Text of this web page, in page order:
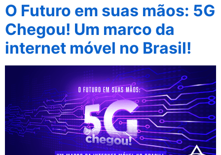
O Futuro em suas mãos: 5G
Chegou! Um marco da
internet móvel no Brasil!